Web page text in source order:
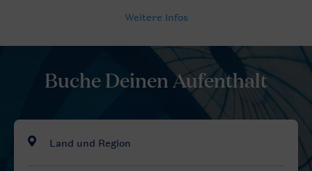
Weitere Infos
Buche Deinen Aufenthalt